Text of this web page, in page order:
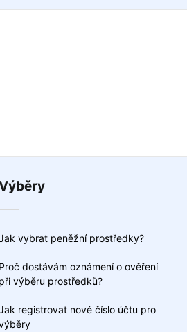
vybrat peněžní prostředky?
Proč dostávám oznámení o ověření
při výběru prostředků?
registrovat nové číslo účtu pro